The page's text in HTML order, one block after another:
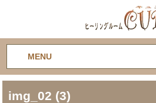
MENU
img_02 (3)